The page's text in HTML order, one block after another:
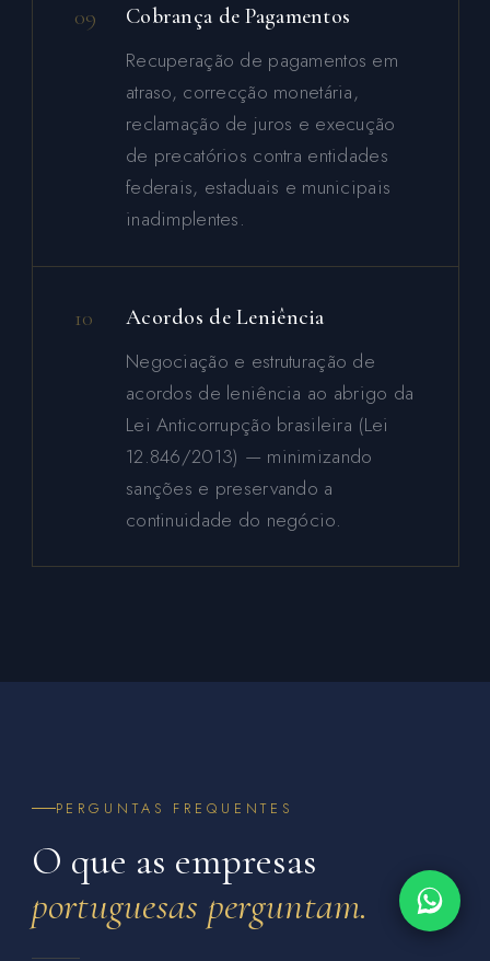
09 Cobrança de Pagamentos
Recuperação de pagamentos em
atraso, correcção monetária,
reclamação de juros e execução
de precatórios contra entidades
federais, estaduais e municipais
inadimplentes.
10 Acordos de Leniência
Negociação e estruturação de
acordos de leniência ao abrigo da
Lei Anticorrupção brasileira (Lei
12.846/2013) — minimizando
sanções e preservando a
continuidade do negócio.
PERGUNTAS FREQUENTES
O que as empresas
portuguesas perguntam.